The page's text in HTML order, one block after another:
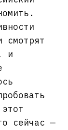
смотрят
и
сейчас —